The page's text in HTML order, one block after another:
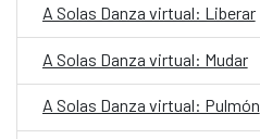
A Solas Danza virtual: Liberar
A Solas Danza virtual: Mudar
A Solas Danza virtual: Pulmón